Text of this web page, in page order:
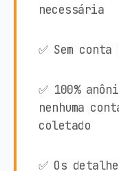
necessária
✅ Sem
✅ 100%
nenhuma
coletado
✅ Os